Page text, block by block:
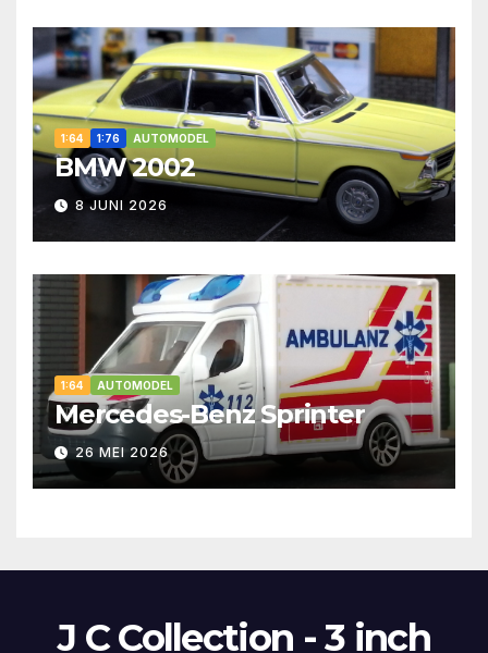
1:64 1:76 AUTOMODEL
BMW 2002
8 JUNI 2026
1:64 AUTOMODEL
Mercedes-Benz Sprinter
26 MEI 2026
J C Collection - 3 inch